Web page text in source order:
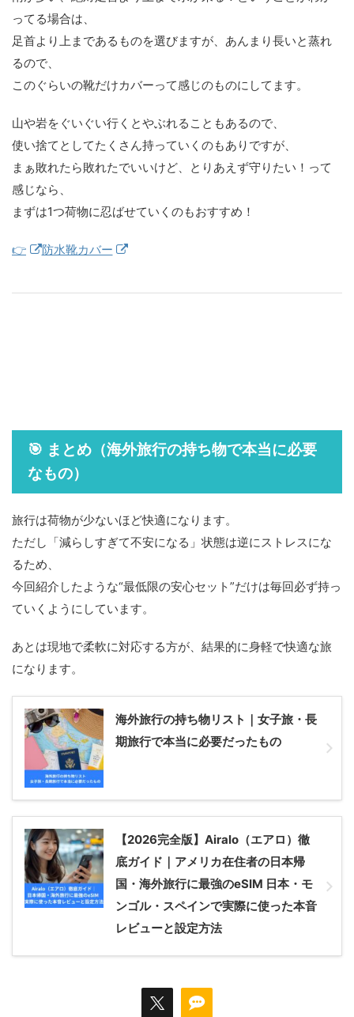
ってる場合は、
足首より上まであるものを選びますが、あんまり長いと蒸れ
るので、
このぐらいの靴だけカバーって感じのものにしてます。
山や岩をぐいぐい行くとやぶれることもあるので、
使い捨てとしてたくさん持っていくのもありですが、
まぁ敗れたら敗れたでいいけど、とりあえず守りたい！って
感じなら、
まずは1つ荷物に忍ばせていくのもおすすめ！
👉 防水靴カバー
🎯 まとめ（海外旅行の持ち物で本当に必要
なもの）
旅行は荷物が少ないほど快適になります。
ただし「減らしすぎて不安になる」状態は逆にストレスにな
るため、
今回紹介したような“最低限の安心セット”だけは毎回必ず持っ
ていくようにしています。
あとは現地で柔軟に対応する方が、結果的に身軽で快適な旅
になります。
海外旅行の持ち物リスト｜女子旅・長
期旅行で本当に必要だったもの
【2026完全版】Airalo（エアロ）徹
底ガイド｜アメリカ在住者の日本帰
国・海外旅行に最強のeSIM 日本・モ
ンゴル・スペインで実際に使った本音
レビューと設定方法